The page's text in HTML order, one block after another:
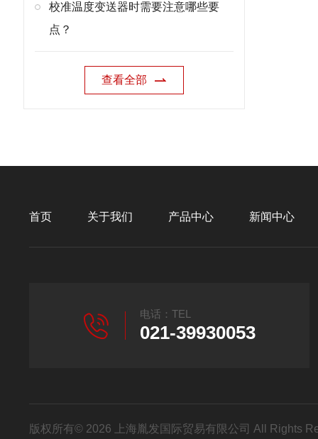
校准温度变送器时需要注意哪些要
点？
查看全部
首页 关于我们 产品中心 新闻中心
电话：TEL
021-39930053
版权所有© 2026 上海胤发国际贸易有限公司 All Rights